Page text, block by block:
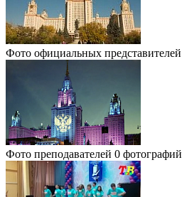
Фото официальных представителей
Фото преподавателей 0 фотографий